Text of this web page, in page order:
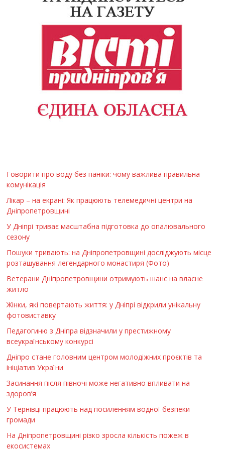
Говорити про воду без паніки: чому важлива правильна
комунікація
Лікар – на екрані: Як працюють телемедичні центри на
Дніпропетровщині
У Дніпрі триває масштабна підготовка до опалювального
сезону
Пошуки тривають: на Дніпропетровщині досліджують місце
розташування легендарного монастиря (Фото)
Ветерани Дніпропетровщини отримують шанс на власне
житло
Жінки, які повертають життя: у Дніпрі відкрили унікальну
фотовиставку
Педагогиню з Дніпра відзначили у престижному
всеукраїнському конкурсі
Дніпро стане головним центром молодіжних проєктів та
ініціатив України
Засинання після півночі може негативно впливати на
здоров’я
У Тернівці працюють над посиленням водної безпеки
громади
На Дніпропетровщині різко зросла кількість пожеж в
екосистемах